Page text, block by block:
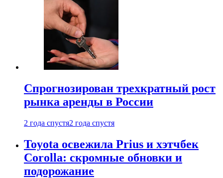
Спрогнозирован трехкратный рост
рынка аренды в России
2 года спустя2 года спустя
Toyota освежила Prius и хэтчбек
Corolla: скромные обновки и
подорожание